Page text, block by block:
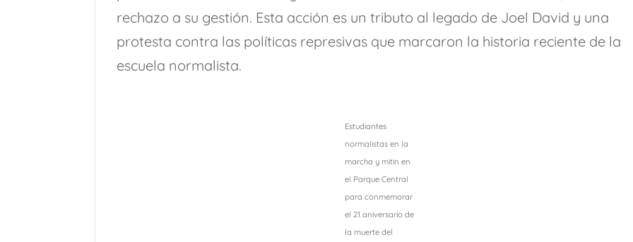
rechazo a su gestión. Esta acción es un tributo al legado de Joel David y una
protesta contra las políticas represivas que marcaron la historia reciente de la
escuela normalista.
Estudiantes
normalistas en la
marcha y mitin en
el Parque Central
para conmemorar
el 21 aniversario de
la muerte del